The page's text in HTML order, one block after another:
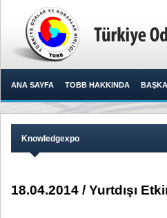
ANA SAYFA TOBB HAKKINDA
Knowledgexpo
18.04.2014 / Yurtdışı